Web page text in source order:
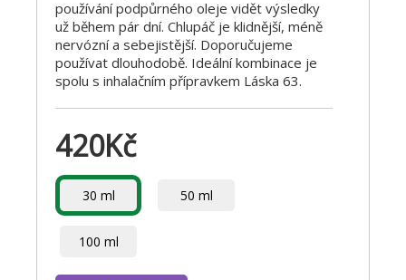
používání podpůrného oleje vidět výsledky
už během pár dní. Chlupáč je klidnější, méně
nervózní a sebejistější. Doporučujeme
používat dlouhodobě. Ideální kombinace je
spolu s inhalačním přípravkem Láska 63.
420Kč
30 ml 50 ml
100 ml